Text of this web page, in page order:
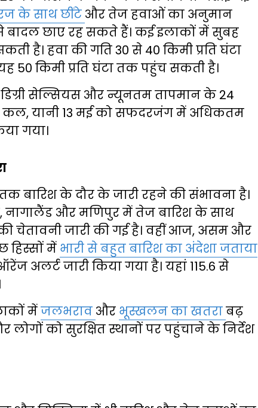
के साथ छींटे और तेज हवाओं का अनुमान
बादल छाए रह सकते हैं। कई इलाकों में सुबह
है। हवा की गति 30 से 40 किमी प्रति घंटा
किमी प्रति घंटा तक पहुंच सकती है।
सेल्सियस और न्यूनतम तापमान के 24
कल, यानी 13 मई को सफदरजंग में अधिकतम
गया।
बारिश के दौर के जारी रहने की संभावना है।
नागालैंड और मणिपुर में तेज बारिश के साथ
चेतावनी जारी की गई है। वहीं आज, असम और
में भारी से बहुत बारिश का अंदेशा जताया
अलर्ट जारी किया गया है। यहां 115.6 से
मेंजलभराव और भूस्खलन का खतराबढ़
को सुरक्षित स्थानों पर पहुंचाने के निर्देश